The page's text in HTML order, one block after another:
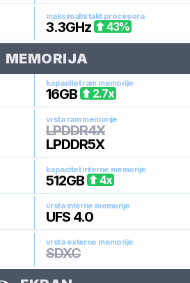
maksimalni takt procesora
3.3GHz 43%
MEMORIJA
kapacitet ram memorije
16GB 2.7x
vrsta ram memorije
LPDDR4X
LPDDR5X
kapacitet interne memorije
512GB 4x
vrsta interne memorije
UFS 4.0
vrsta externe memorije
SDXC